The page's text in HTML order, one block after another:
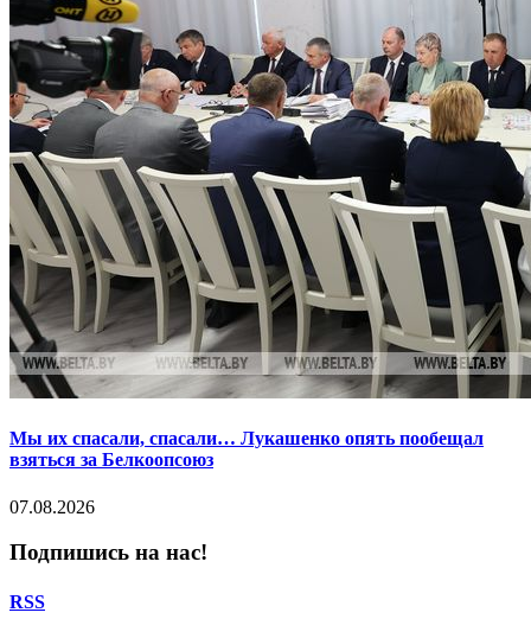
Мы их спасали, спасали… Лукашенко опять пообещал
взяться за Белкоопсоюз
07.08.2026
Подпишись на нас!
RSS